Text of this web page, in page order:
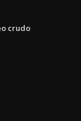
crudo